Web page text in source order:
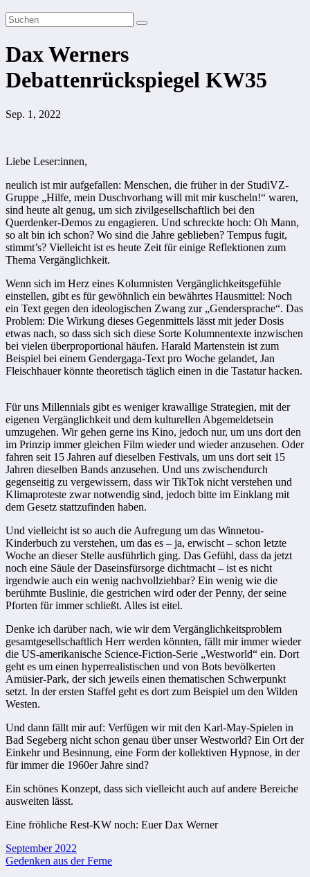
Dax Werners
Debattenrückspiegel KW35
Sep. 1, 2022
Liebe Leser:innen,
neulich ist mir aufgefallen: Menschen, die früher in der StudiVZ-
Gruppe „Hilfe, mein Duschvorhang will mit mir kuscheln!“ waren,
sind heute alt genug, um sich zivilgesellschaftlich bei den
Querdenker-Demos zu engagieren. Und schreckte hoch: Oh Mann,
so alt bin ich schon? Wo sind die Jahre geblieben? Tempus fugit,
stimmt’s? Vielleicht ist es heute Zeit für einige Reflektionen zum
Thema Vergänglichkeit.
Wenn sich im Herz eines Kolumnisten Vergänglichkeitsgefühle
einstellen, gibt es für gewöhnlich ein bewährtes Hausmittel: Noch
ein Text gegen den ideologischen Zwang zur „Gendersprache“. Das
Problem: Die Wirkung dieses Gegenmittels lässt mit jeder Dosis
etwas nach, so dass sich sich diese Sorte Kolumnentexte inzwischen
bei vielen überproportional häufen. Harald Martenstein ist zum
Beispiel bei einem Gendergaga-Text pro Woche gelandet, Jan
Fleischhauer könnte theoretisch täglich einen in die Tastatur hacken.
Für uns Millennials gibt es weniger krawallige Strategien, mit der
eigenen Vergänglichkeit und dem kulturellen Abgemeldetsein
umzugehen. Wir gehen gerne ins Kino, jedoch nur, um uns dort den
im Prinzip immer gleichen Film wieder und wieder anzusehen. Oder
fahren seit 15 Jahren auf dieselben Festivals, um uns dort seit 15
Jahren dieselben Bands anzusehen. Und uns zwischendurch
gegenseitig zu vergewissern, dass wir TikTok nicht verstehen und
Klimaproteste zwar notwendig sind, jedoch bitte im Einklang mit
dem Gesetz stattzufinden haben.
Und vielleicht ist so auch die Aufregung um das Winnetou-
Kinderbuch zu verstehen, um das es – ja, erwischt – schon letzte
Woche an dieser Stelle ausführlich ging. Das Gefühl, dass da jetzt
noch eine Säule der Daseinsfürsorge dichtmacht – ist es nicht
irgendwie auch ein wenig nachvollziehbar? Ein wenig wie die
berühmte Buslinie, die gestrichen wird oder der Penny, der seine
Pforten für immer schließt. Alles ist eitel.
Denke ich darüber nach, wie wir dem Vergänglichkeitsproblem
gesamtgesellschaftlich Herr werden könnten, fällt mir immer wieder
die US-amerikanische Science-Fiction-Serie „Westworld“ ein. Dort
geht es um einen hyperrealistischen und von Bots bevölkerten
Amüsier-Park, der sich jeweils einen thematischen Schwerpunkt
setzt. In der ersten Staffel geht es dort zum Beispiel um den Wilden
Westen.
Und dann fällt mir auf: Verfügen wir mit den Karl-May-Spielen in
Bad Segeberg nicht schon genau über unser Westworld? Ein Ort der
Einkehr und Besinnung, eine Form der kollektiven Hypnose, in der
für immer die 1960er Jahre sind?
Ein schönes Konzept, dass sich vielleicht auch auf andere Bereiche
ausweiten lässt.
Eine fröhliche Rest-KW noch: Euer Dax Werner
Beitragsnavigation
September 2022
Gedenken aus der Ferne